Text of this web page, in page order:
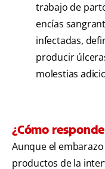
trabajo de
encías
infectadas,
producir
molestias
¿Cómo
Aunque el
productos de la